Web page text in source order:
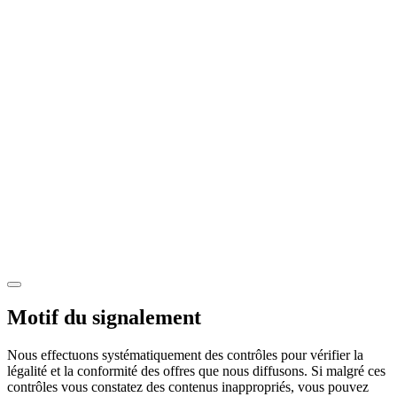
Motif du signalement
Nous effectuons systématiquement des contrôles pour vérifier la
légalité et la conformité des offres que nous diffusons. Si malgré ces
contrôles vous constatez des contenus inappropriés, vous pouvez